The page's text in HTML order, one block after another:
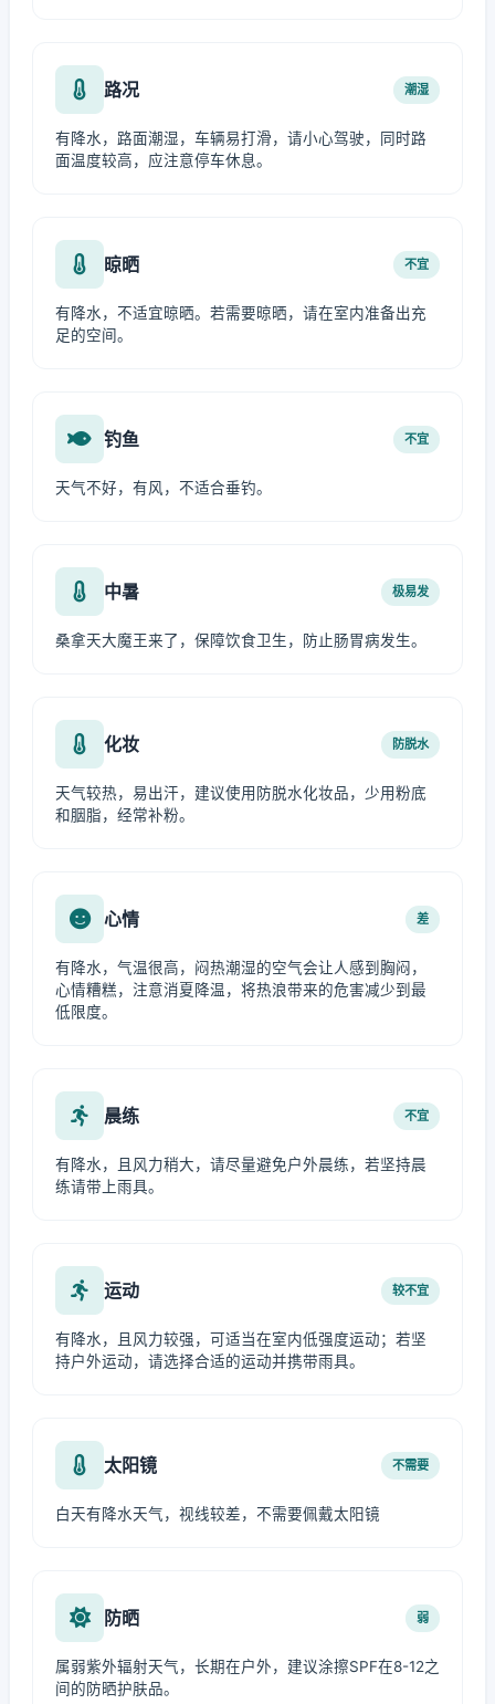
路况 潮湿
有降水，路面潮湿，车辆易打滑，请小心驾驶，同时路
面温度较高，应注意停车休息。
晾晒 不宜
有降水，不适宜晾晒。若需要晾晒，请在室内准备出充
足的空间。
钓鱼 不宜
天气不好，有风，不适合垂钓。
中暑 极易发
桑拿天大魔王来了，保障饮食卫生，防止肠胃病发生。
化妆 防脱水
天气较热，易出汗，建议使用防脱水化妆品，少用粉底
和胭脂，经常补粉。
心情 差
有降水，气温很高，闷热潮湿的空气会让人感到胸闷，
心情糟糕，注意消夏降温，将热浪带来的危害减少到最
低限度。
晨练 不宜
有降水，且风力稍大，请尽量避免户外晨练，若坚持晨
练请带上雨具。
运动 较不宜
有降水，且风力较强，可适当在室内低强度运动；若坚
持户外运动，请选择合适的运动并携带雨具。
太阳镜 不需要
白天有降水天气，视线较差，不需要佩戴太阳镜
防晒 弱
属弱紫外辐射天气，长期在户外，建议涂擦SPF在8-12之
间的防晒护肤品。